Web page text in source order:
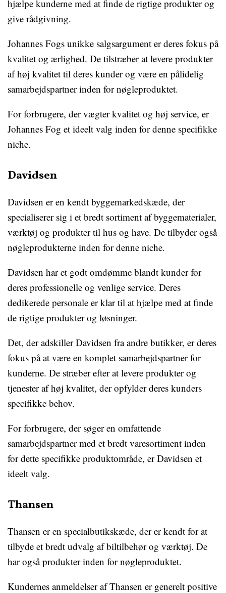
hjælpe kunderne med at finde de rigtige produkter og
give rådgivning.
Johannes Fogs unikke salgsargument er deres fokus på
kvalitet og ærlighed. De tilstræber at levere produkter
af høj kvalitet til deres kunder og være en pålidelig
samarbejdspartner inden for nøgleproduktet.
For forbrugere, der vægter kvalitet og høj service, er
Johannes Fog et ideelt valg inden for denne specifikke
niche.
Davidsen
Davidsen er en kendt byggemarkedskæde, der
specialiserer sig i et bredt sortiment af byggematerialer,
værktøj og produkter til hus og have. De tilbyder også
nøgleprodukterne inden for denne niche.
Davidsen har et godt omdømme blandt kunder for
deres professionelle og venlige service. Deres
dedikerede personale er klar til at hjælpe med at finde
de rigtige produkter og løsninger.
Det, der adskiller Davidsen fra andre butikker, er deres
fokus på at være en komplet samarbejdspartner for
kunderne. De stræber efter at levere produkter og
tjenester af høj kvalitet, der opfylder deres kunders
specifikke behov.
For forbrugere, der søger en omfattende
samarbejdspartner med et bredt varesortiment inden
for dette specifikke produktområde, er Davidsen et
ideelt valg.
Thansen
Thansen er en specialbutikskæde, der er kendt for at
tilbyde et bredt udvalg af biltilbehør og værktøj. De
har også produkter inden for nøgleproduktet.
Kundernes anmeldelser af Thansen er generelt positive